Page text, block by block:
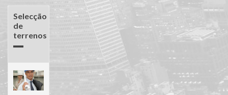
Selecção
de
terrenos